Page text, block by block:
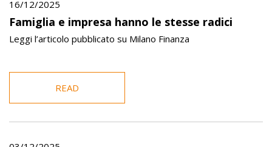
16/12/2025
Famiglia e impresa hanno le stesse radici
Leggi l’articolo pubblicato su Milano Finanza
READ